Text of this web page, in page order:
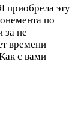
приобрела эту
по
за не
времени
с вами